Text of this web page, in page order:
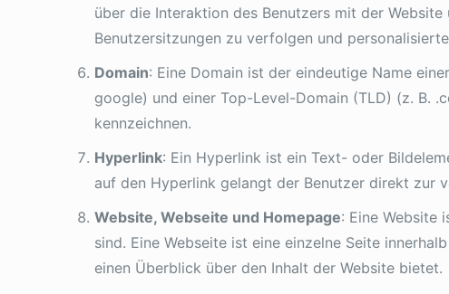
über die Interaktion des Benutzers mit der
Benutzersitzungen zu verfolgen und
Domain: Eine Domain ist der eindeutige Name
google) und einer Top-Level-Domain (TLD) (z. B.
kennzeichnen.
Hyperlink: Ein Hyperlink ist ein Text- oder
auf den Hyperlink gelangt der Benutzer direkt zur
Website, Webseite und Homepage: Eine Website
sind. Eine Webseite ist eine einzelne Seite
einen Überblick über den Inhalt der Website bietet.